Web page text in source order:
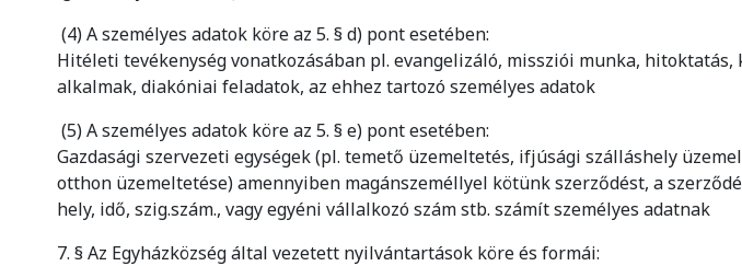
(4) A személyes adatok köre az 5. § d) pont esetében:
Hitéleti tevékenység vonatkozásában pl. evangelizáló, missziói munka,
alkalmak, diakóniai feladatok, az ehhez tartozó személyes adatok
(5) A személyes adatok köre az 5. § e) pont esetében:
Gazdasági szervezeti egységek (pl. temető üzemeltetés, ifjúsági szálláshely
otthon üzemeltetése) amennyiben magánszeméllyel kötünk szerződést, a
hely, idő, szig.szám., vagy egyéni vállalkozó szám stb. számít személyes adatnak
7. § Az Egyházközség által vezetett nyilvántartások köre és formái: